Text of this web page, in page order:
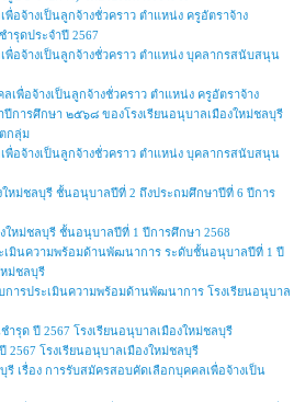
อจ้างเป็นลูกจ้างชั่วคราว ตำแหน่ง ครูอัตราจ้าง
รุดประจำปี 2567
พื่อจ้างเป็นลูกจ้างชั่วคราว ตำแหน่ง บุคลากรสนับสนุน
เพื่อจ้างเป็นลูกจ้างชั่วคราว ตำแหน่ง ครูอัตราจ้าง
ปีการศึกษา ๒๕๖๘ ของโรงเรียนอนุบาลเมืองใหม่ชลบุรี
กลุ่ม
พื่อจ้างเป็นลูกจ้างชั่วคราว ตำแหน่ง บุคลากรสนับสนุน
ใหม่ชลบุรี ชั้นอนุบาลปีที่ 2 ถึงประถมศึกษาปีที่ 6 ปีการ
ใหม่ชลบุรี ชั้นอนุบาลปีที่ 1 ปีการศึกษา 2568
เมินความพร้อมด้านพัฒนาการ ระดับชั้นอนุบาลปีที่ 1 ปี
หม่ชลบุรี
ารประเมินความพร้อมด้านพัฒนาการ โรงเรียนอนุบาล
รุด ปี 2567 โรงเรียนอนุบาลเมืองใหม่ชลบุรี
โรงเรียนอนุบาลเมืองใหม่ชลบุรี
รี เรื่อง การรับสมัครสอบคัดเลือกบุคคลเพื่อจ้างเป็น